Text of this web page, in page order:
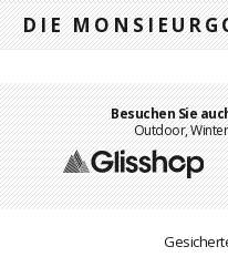
DIE
Besuchen Sie
Outdoor,